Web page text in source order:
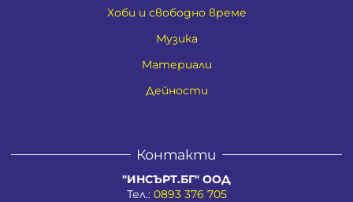
Хоби и свободно време
Музика
Материали
Дейности
Контакти
"ИНСЪРТ.БГ" ООД
Тел.: 0893 376 705